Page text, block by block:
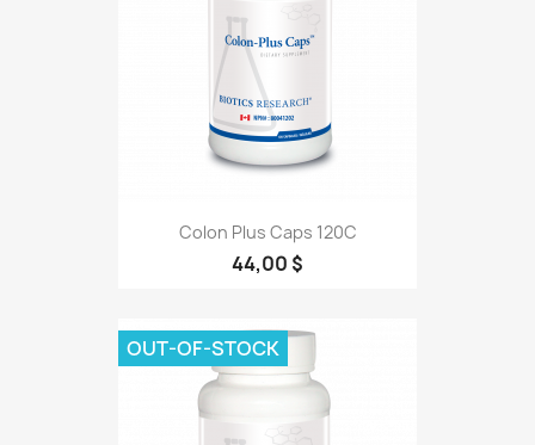
Colon Plus Caps 120C
44,00 $
OUT-OF-STOCK